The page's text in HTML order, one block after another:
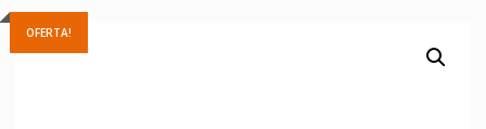
OFERTA!